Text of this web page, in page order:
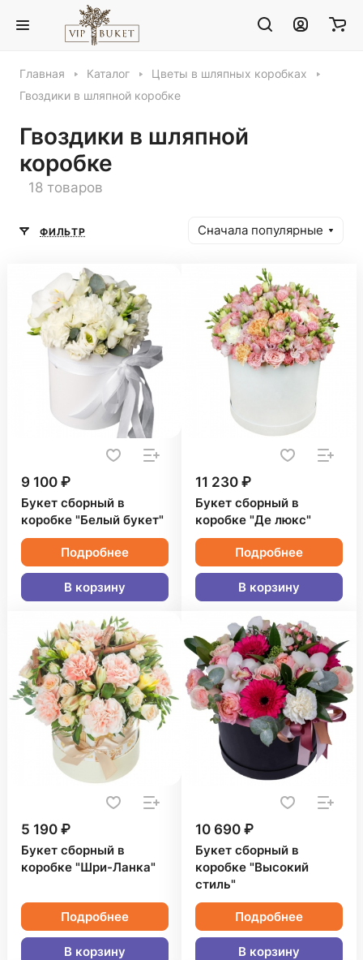
Главная Каталог
Цветы в шляпных коробках
Гвоздики в шляпной коробке
Гвоздики в шляпной
коробке
18 товаров
ФИЛЬТР Сначала популярные
9 100 ₽
Букет сборный в
коробке "Белый букет"
Подробнее
В корзину
11 230 ₽
Букет сборный в
коробке "Де люкс"
Подробнее
В корзину
5 190 ₽
Букет сборный в
коробке "Шри-Ланка"
Подробнее
В корзину
10 690 ₽
Букет сборный в
коробке "Высокий
стиль"
Подробнее
В корзину